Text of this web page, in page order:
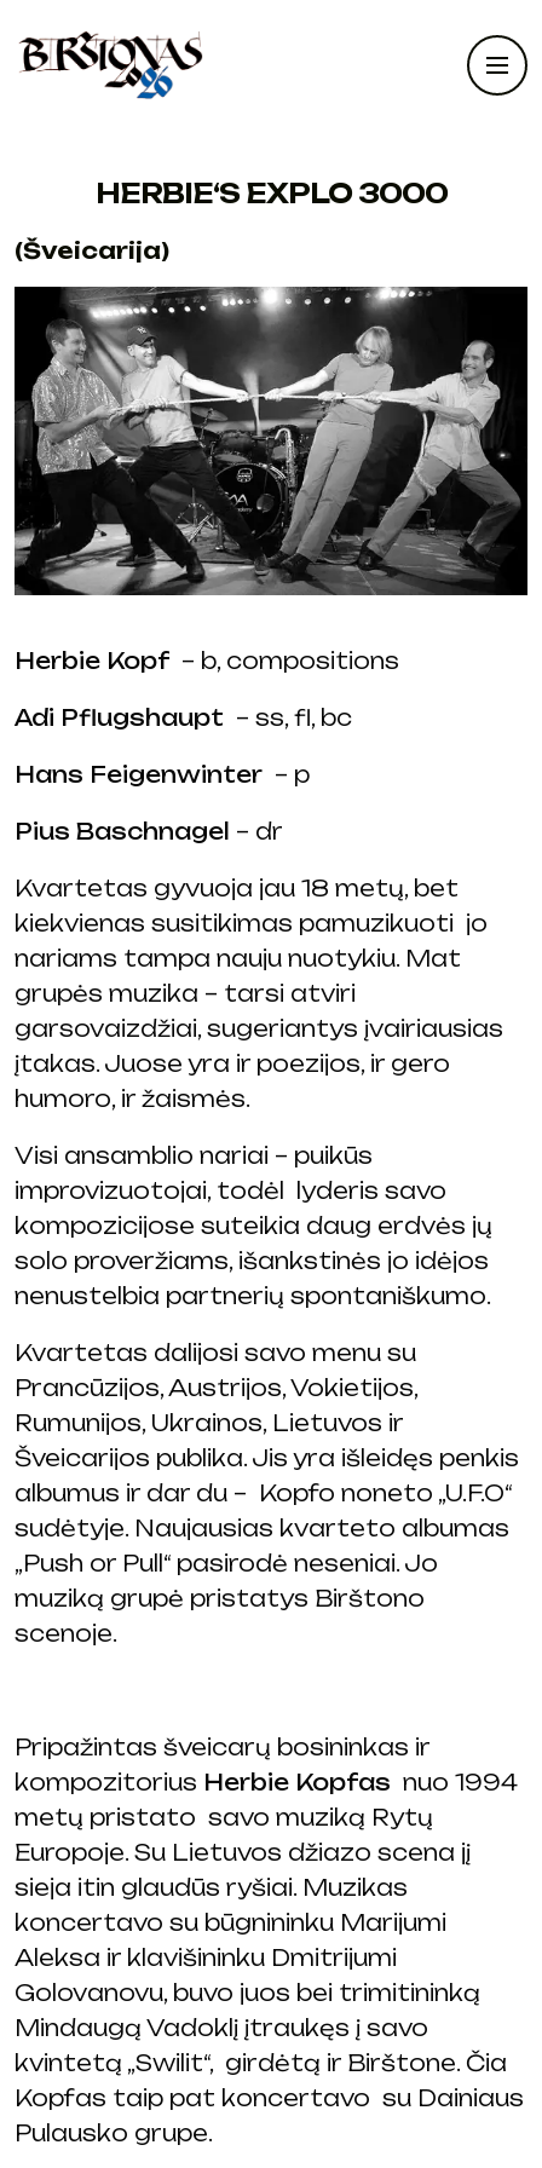
HERBIE‘S EXPLO 3000
(Šveicarija)
Herbie Kopf – b, compositions
Adi Pflugshaupt – ss, fl, bc
Hans Feigenwinter – p
Pius Baschnagel – dr
Kvartetas gyvuoja jau 18 metų, bet
kiekvienas susitikimas pamuzikuoti jo
nariams tampa nauju nuotykiu. Mat
grupės muzika – tarsi atviri
garsovaizdžiai, sugeriantys įvairiausias
įtakas. Juose yra ir poezijos, ir gero
humoro, ir žaismės.
Visi ansamblio nariai – puikūs
improvizuotojai, todėl lyderis savo
kompozicijose suteikia daug erdvės jų
solo proveržiams, išankstinės jo idėjos
nenustelbia partnerių spontaniškumo.
Kvartetas dalijosi savo menu su
Prancūzijos, Austrijos, Vokietijos,
Rumunijos, Ukrainos, Lietuvos ir
Šveicarijos publika. Jis yra išleidęs penkis
albumus ir dar du – Kopfo noneto „U.F.O“
sudėtyje. Naujausias kvarteto albumas
„Push or Pull“ pasirodė neseniai. Jo
muziką grupė pristatys Birštono
scenoje.
Pripažintas šveicarų bosininkas ir
kompozitorius Herbie Kopfas nuo 1994
metų pristato savo muziką Rytų
Europoje. Su Lietuvos džiazo scena jį
sieja itin glaudūs ryšiai. Muzikas
koncertavo su būgnininku Marijumi
Aleksa ir klavišininku Dmitrijumi
Golovanovu, buvo juos bei trimitininką
Mindaugą Vadoklį įtraukęs į savo
kvintetą „Swilit“, girdėtą ir Birštone. Čia
Kopfas taip pat koncertavo su Dainiaus
Pulausko grupe.